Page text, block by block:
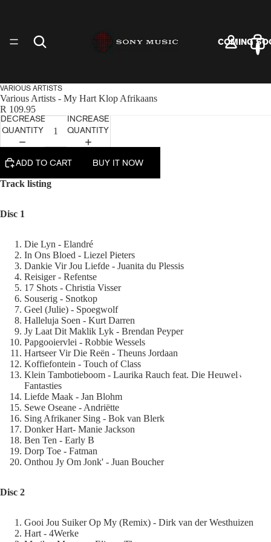
COMING
DVDS
VARIOUS ARTISTS
Various Artists - My Hart Klop Afrikaans
R 109.95
DECREASE
QUANTITY
INCREASE
QUANTITY
ADD TO CART BUY IT NOW
Track listing
Disc 1
Die Lyn - Elandré
In Ons Bloed - Liezel Pieters
Dankie Vir Jou Liefde - Juanita du Plessis
Reisiger - Refentse
17 Shots - Christia Visser
Souserig - Snotkop
Geel (Julie) - Spoegwolf
Halleluja Soen - Kurt Darren
Jy Laat Dit Maklik Lyk - Brendan Peyper
Papgooiervlei - Robbie Wessels
Hartseer Vir Die Reën - Theuns Jordaan
Koffiefontein - Touch of Class
Klein Tambotieboom - Laurika Rauch feat. Die Heuwels
Fantasties
Liefde Maak - Jan Blohm
Sewe Oseane - Andriëtte
Sing Afrikaner Sing - Bok van Blerk
Donker Hart- Manie Jackson
Ben Ten - Early B
Dorp Toe - Fatman
Onthou Jy Om Jonk' - Juan Boucher
Disc 2
Gooi Jou Suiker Op My (Remix) - Dirk van der Westhuizen
Hart - 4Werke